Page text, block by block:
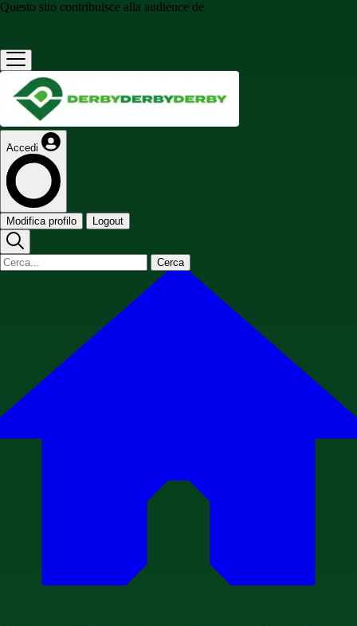
Questo sito contribuisce alla audience de
Accedi
Modifica profilo Logout
Cerca